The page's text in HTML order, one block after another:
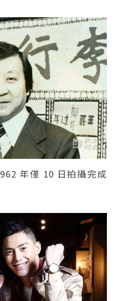
年僅 10 日拍攝完成